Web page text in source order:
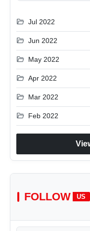
folder_open Jul 2022
folder_open Jun 2022
folder_open May 2022
folder_open Apr 2022
folder_open Mar 2022
folder_open Feb 2022
FOLLOW US